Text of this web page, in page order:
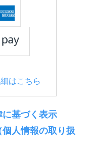
はこちら
基づく表示
人情報の取り扱